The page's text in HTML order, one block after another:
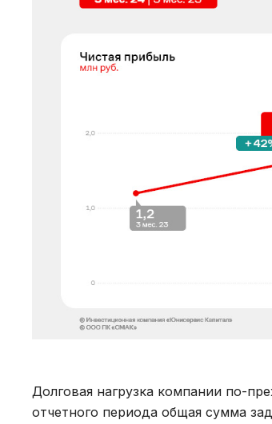
Долговая нагрузка компании по-
отчетного периода общая сумма